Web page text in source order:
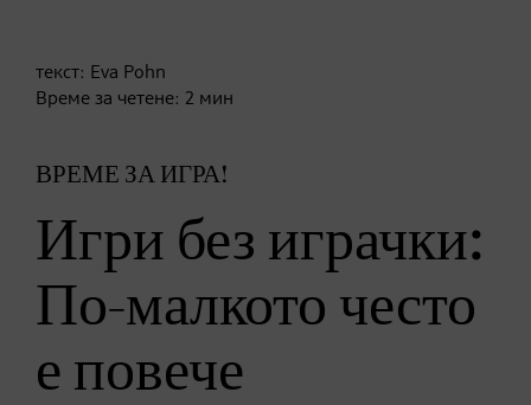
текст: Eva Pohn
Време за четене: 2 мин
ВРЕМЕ ЗА ИГРА!
Игри без играчки:
По-малкото често
е повече